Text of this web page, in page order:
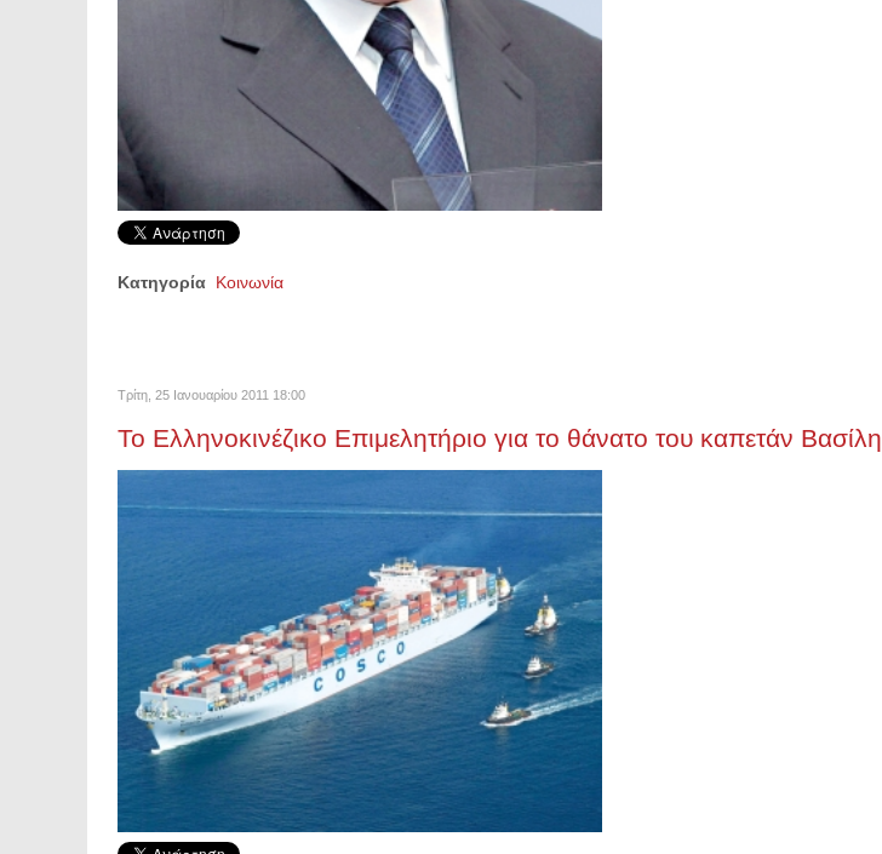
Κατηγορία Κοινωνία
Τρίτη, 25 Ιανουαρίου 2011 18:00
Το Ελληνοκινέζικο Επιμελητήριο για το θάνατο του καπετάν Βασίλη